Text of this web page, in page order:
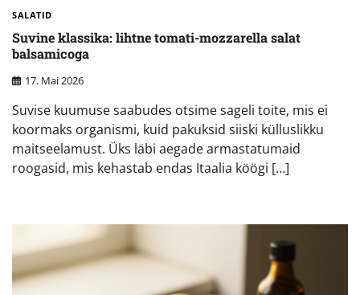
SALATID
Suvine klassika: lihtne tomati-mozzarella salat
balsamicoga
17. Mai 2026
Suvise kuumuse saabudes otsime sageli toite, mis ei
koormaks organismi, kuid pakuksid siiski külluslikku
maitseelamust. Üks läbi aegade armastatumaid
roogasid, mis kehastab endas Itaalia köögi […]